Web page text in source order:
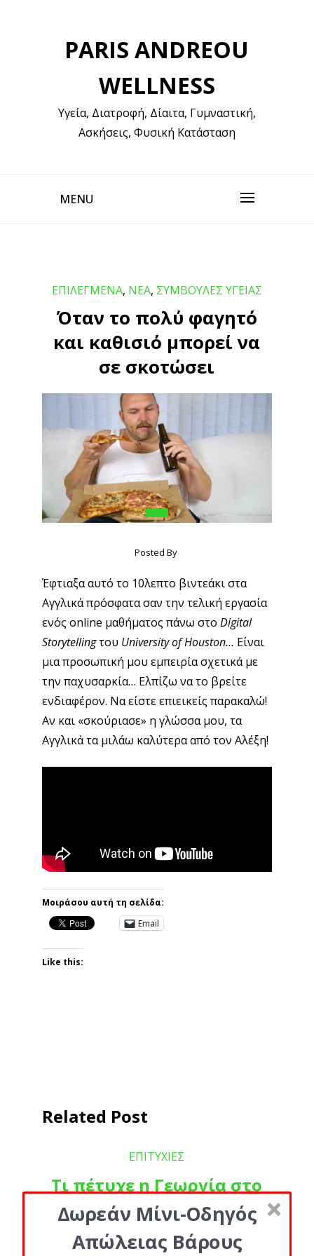
PARIS ANDREOU
WELLNESS
Υγεία, Διατροφή, Δίαιτα, Γυμναστική,
Ασκήσεις, Φυσική Κατάσταση
MENU
ΕΠΙΛΕΓΜΕΝΑ, ΝΕΑ, ΣΥΜΒΟΥΛΕΣ ΥΓΕΙΑΣ
Όταν το πολύ φαγητό
και καθισιό μπορεί να
σε σκοτώσει
Posted By
Έφτιαξα αυτό το 10λεπτο βιντεάκι στα
Αγγλικά πρόσφατα σαν την τελική εργασία
ενός online μαθήματος πάνω στο Digital
Storytellingτου University of Houston… Είναι
μια προσωπική μου εμπειρία σχετικά με
την παχυσαρκία… Ελπίζω να το βρείτε
ενδιαφέρον. Να είστε επιεικείς παρακαλώ!
Αν και «σκούριασε» η γλώσσα μου, τα
Αγγλικά τα μιλάω καλύτερα από τον Αλέξη!
Μοιράσου αυτή τη σελίδα:
Email
Like this:
Related Post
ΕΠΙΤΥΧΙΕΣ
Τι πέτυχε η Γεωργία στο
UNCOVER
Δωρεάν Μίνι-Οδηγός
Απώλειας Βάρους